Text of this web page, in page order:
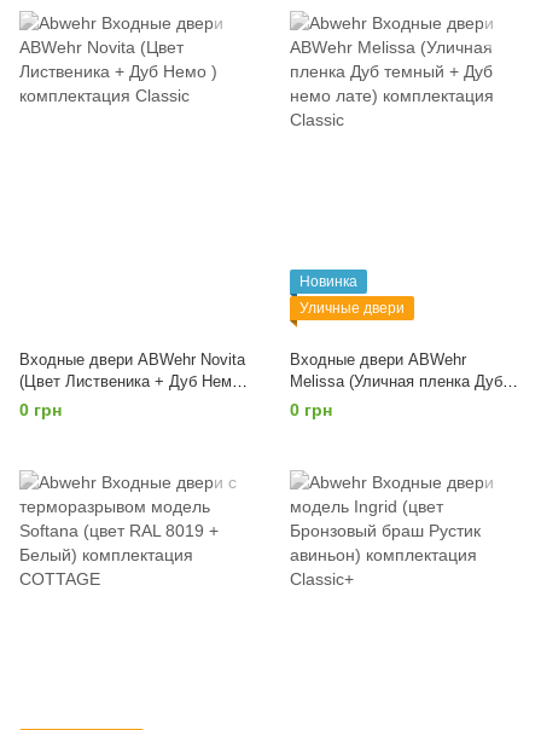
Входные двери ABWehr Novita
(Цвет Лиственика + Дуб Немо )
комплектация Classic
0 грн
Новинка
Уличные двери
Входные двери ABWehr
Melissa (Уличная пленка Дуб
темный + Дуб немо лате)
комплектация Classic
0 грн